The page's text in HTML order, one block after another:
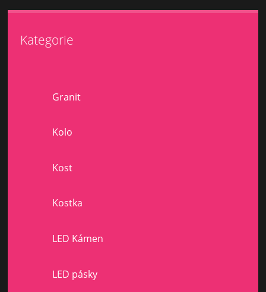
Kategorie
Granit
Kolo
Kost
Kostka
LED Kámen
LED pásky